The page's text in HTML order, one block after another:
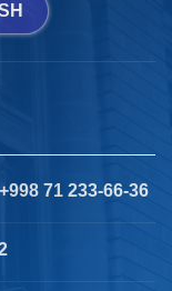
71 233-66-36